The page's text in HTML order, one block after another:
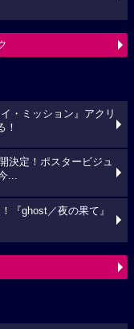
・ミッション』アクリ
！
決定！ポスタービジュ
...
『ghost／夜の果て』